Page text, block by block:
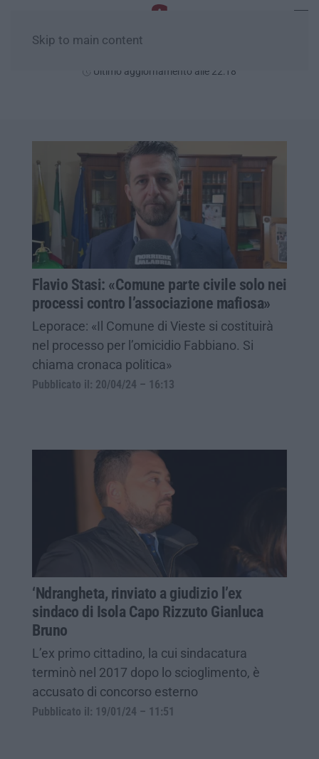
Skip to main content
Ultimo aggiornamento alle 22:18
Flavio Stasi: «Comune parte civile solo nei
processi contro l’associazione mafiosa»
Leporace: «Il Comune di Vieste si costituirà
nel processo per l’omicidio Fabbiano. Si
chiama cronaca politica»
Pubblicato il: 20/04/24 – 16:13
‘Ndrangheta, rinviato a giudizio l’ex
sindaco di Isola Capo Rizzuto Gianluca
Bruno
L’ex primo cittadino, la cui sindacatura
terminò nel 2017 dopo lo scioglimento, è
accusato di concorso esterno
Pubblicato il: 19/01/24 – 11:51